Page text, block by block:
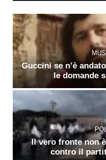
Guccini se n’è
le domande
Il vero fronte non
contro il